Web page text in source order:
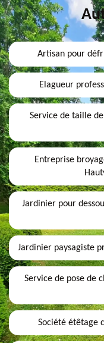
Artisan pour
Elagueur
Service de taille
Entreprise
Jardinier pour
Jardinier paysagiste
Service de pose de
Société étêtage